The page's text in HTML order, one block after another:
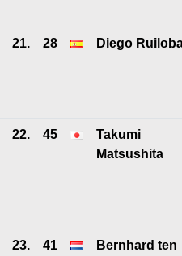
21. 28 Diego
22. 45
Takumi
Matsushita
23. 41
Bernhard ten